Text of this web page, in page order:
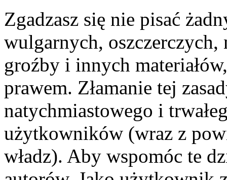
Zgadzasz się nie pisać
wulgarnych,
groźby i innych
prawem. Złamanie tej
natychmiastowego i
użytkowników (wraz z
władz). Aby wspomóc te